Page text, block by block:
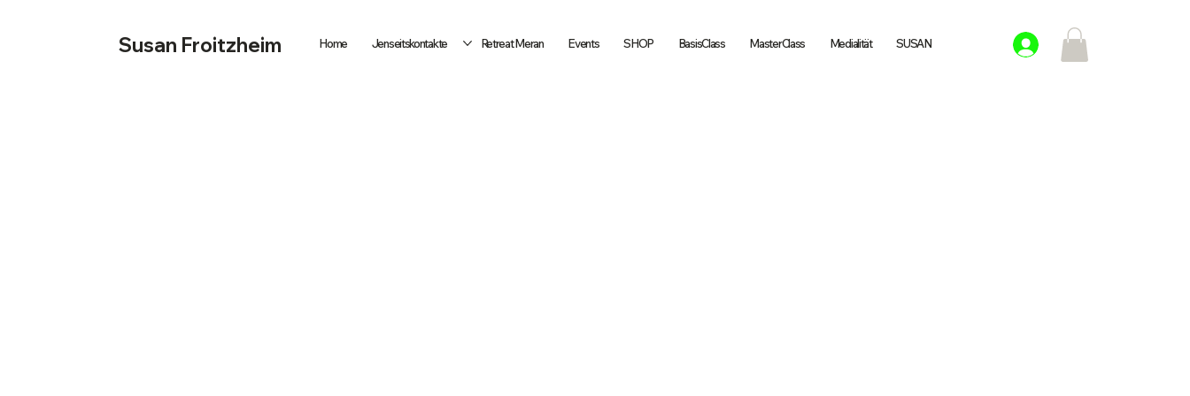
Susan Froitzheim Home Jenseitskontakte Retreat Meran Events SHOP BasisClass MasterClass Medialität SUSAN